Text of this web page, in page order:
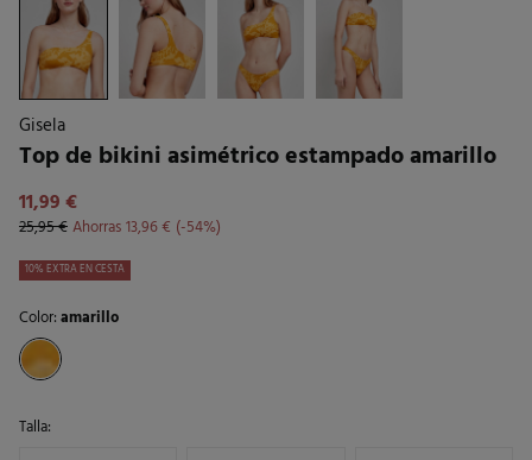
Gisela
Top de bikini asimétrico estampado amarillo
11,99 €
25,95 €Ahorras13,96 € 54
10% EXTRA EN CESTA
Color:amarillo
Talla: